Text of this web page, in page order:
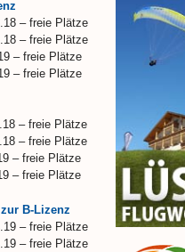
– freie Plätze
– freie Plätze
– freie Plätze
– freie Plätze
– freie Plätze
– freie Plätze
– freie Plätze
– freie Plätze
B-Lizenz
– freie Plätze
– freie Plätze